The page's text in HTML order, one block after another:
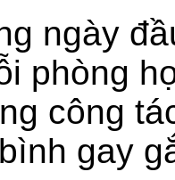
ngày
phòng
công
bình gay